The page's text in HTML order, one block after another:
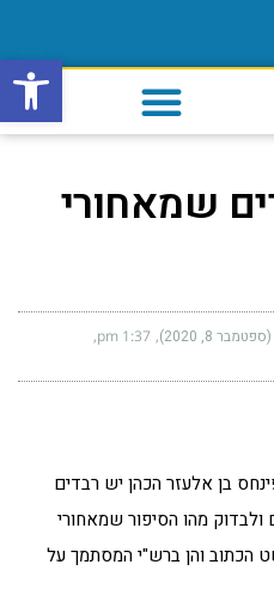
פתח
שמאחורי
8, 2020)
1:37 pm
בן אלעזר הכהן יש רבדים
מהו הסיפור שמאחורי
הכתוב והן ברש"י המסתמך על